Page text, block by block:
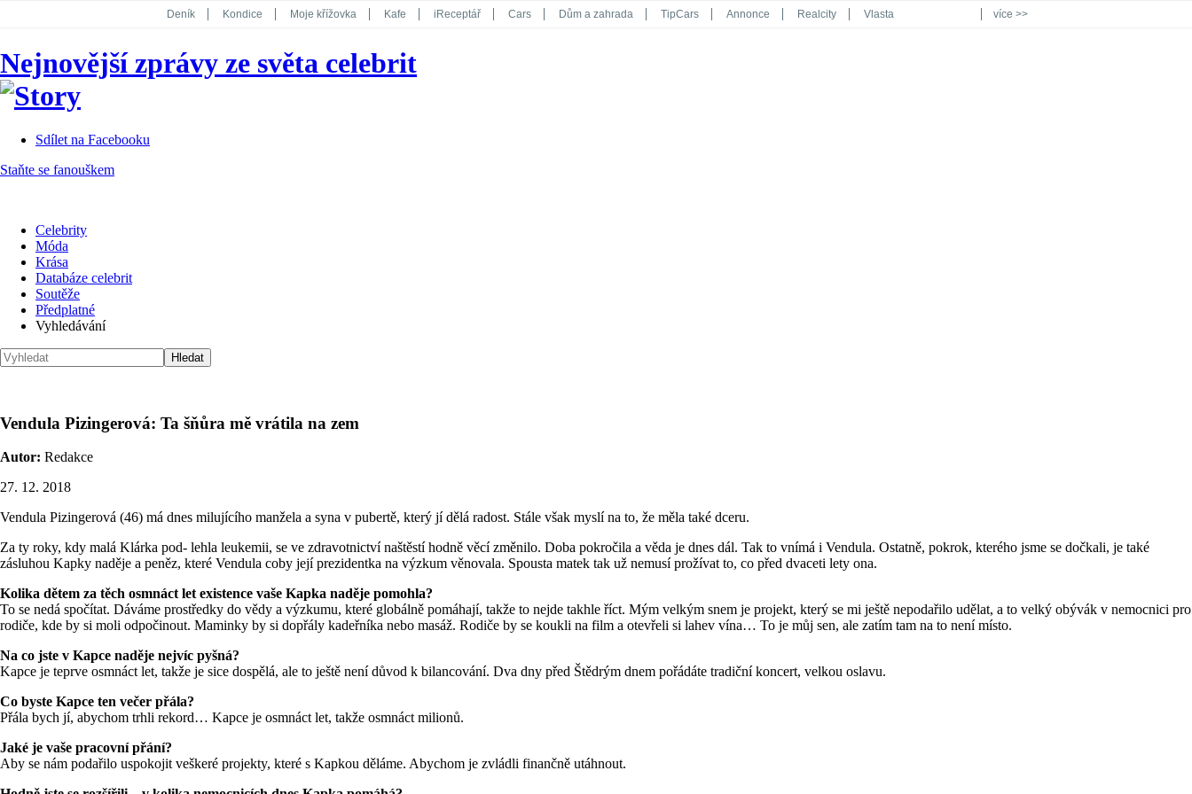
Deník Kondice Moje křížovka Kafe iReceptář Cars Dům a zahrada TipCars Annonce Realcity Vlasta
Koktejl
více >>
Nejnovější zprávy ze světa celebrit
Sdílet na Facebooku
Staňte se fanouškem
Celebrity
Móda
Krása
Databáze celebrit
Soutěže
Předplatné
Vyhledávání
Vendula Pizingerová: Ta šňůra mě vrátila na zem
Autor: Redakce
27. 12. 2018
Vendula Pizingerová (46) má dnes milujícího manžela a syna v pubertě, který jí dělá radost. Stále však myslí na to, že měla také dceru.
Za ty roky, kdy malá Klárka pod- lehla leukemii, se ve zdravotnictví naštěstí hodně věcí změnilo. Doba pokročila a věda je dnes dál. Tak to vnímá i Vendula. Ostatně, pokrok, kterého jsme se dočkali, je také
zásluhou Kapky naděje a peněz, které Vendula coby její prezidentka na výzkum věnovala. Spousta matek tak už nemusí prožívat to, co před dvaceti lety ona.
Kolika dětem za těch osmnáct let existence vaše Kapka naděje pomohla?
To se nedá spočítat. Dáváme prostředky do vědy a výzkumu, které globálně pomáhají, takže to nejde takhle říct. Mým velkým snem je projekt, který se mi ještě nepodařilo udělat, a to velký obývák v nemocnici pro
rodiče, kde by si moli odpočinout. Maminky by si dopřály kadeřníka nebo masáž. Rodiče by se koukli na film a otevřeli si lahev vína… To je můj sen, ale zatím tam na to není místo.
Na co jste v Kapce naděje nejvíc pyšná?
Kapce je teprve osmnáct let, takže je sice dospělá, ale to ještě není důvod k bilancování. Dva dny před Štědrým dnem pořádáte tradiční koncert, velkou oslavu.
Co byste Kapce ten večer přála?
Přála bych jí, abychom trhli rekord… Kapce je osmnáct let, takže osmnáct milionů.
Jaké je vaše pracovní přání?
Aby se nám podařilo uspokojit veškeré projekty, které s Kapkou děláme. Abychom je zvládli finančně utáhnout.